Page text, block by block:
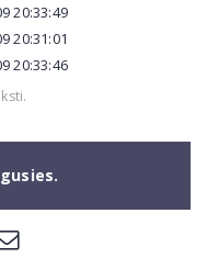
20:33:49
20:31:01
20:33:46